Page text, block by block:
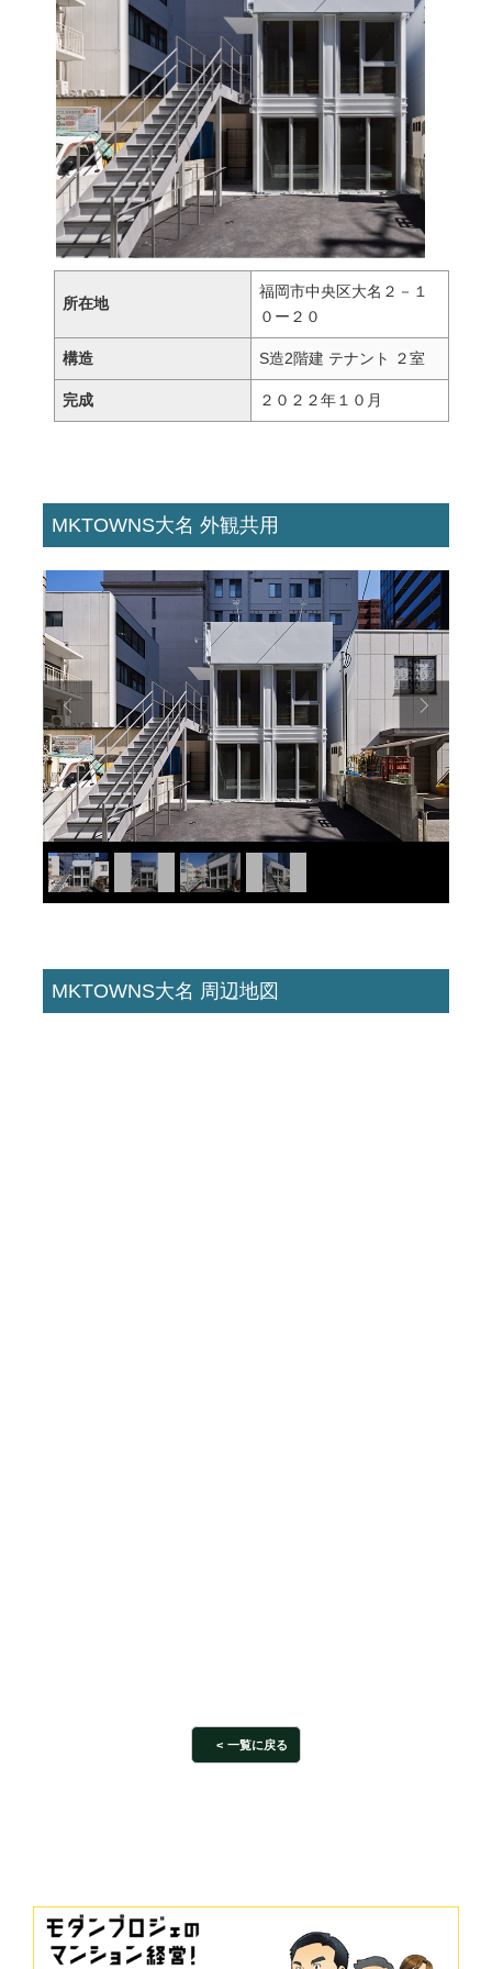
所在地
福岡市中央区大名２－１
０ー２０
構造 S造2階建 テナント ２室
完成 ２０２２年１０月
MKTOWNS大名 外観共用
MKTOWNS大名 周辺地図
一覧に戻る